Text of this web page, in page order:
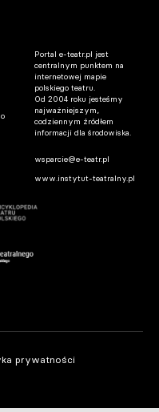
Portal e-teatr.pl jest
centralnym punktem na
internetowej mapie
polskiego teatru.
Od 2004 roku jesteśmy
najważniejszym,
codziennym źródłem
informacji dla środowiska.
wsparcie@e-teatr.pl
www.instytut-teatralny.pl
prywatności